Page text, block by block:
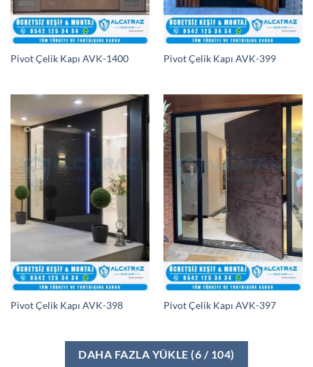
Pivot Çelik Kapı AVK-1400 Pivot Çelik Kapı AVK-399
Pivot Çelik Kapı AVK-398 Pivot Çelik Kapı AVK-397
DAHA FAZLA YÜKLE (6 / 104)